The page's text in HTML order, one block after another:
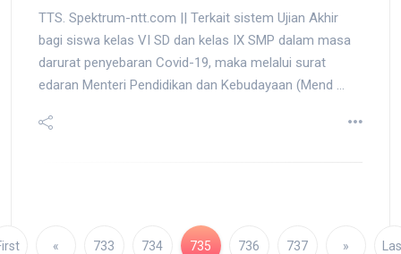
TTS. Spektrum-ntt.com || Terkait sistem Ujian Akhir
bagi siswa kelas VI SD dan kelas IX SMP dalam masa
darurat penyebaran Covid-19, maka melalui surat
edaran Menteri Pendidikan dan Kebudayaan (Mend ...
« 733 734 735 736 737 »